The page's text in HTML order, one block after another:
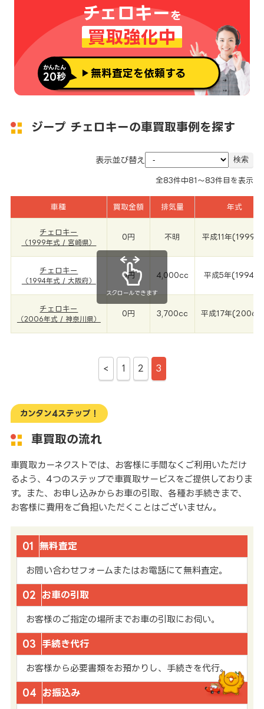
チェロキーを
買取強化中
かんたん
20秒 無料査定を依頼する
ジープ チェロキーの車買取事例を探す
表示並び替え
全83件中81～83件目を表示
車種 買取金額 排気量 年式
チェロキー
（1999年式 / 宮崎県）
0円 不明 平成11年(1999
チェロキー
（1994年式 / 大阪府）
0円 4,000cc 平成5年(1994年
チェロキー
（2006年式 / 神奈川県）
0円 3,700cc 平成17年(2006
スクロールできます
< 1 2 3
カンタン4ステップ！
車買取の流れ
車買取カーネクストでは、お客様に手間なくご利用いただけ
るよう、4つのステップで車買取サービスをご提供しておりま
す。また、お申し込みからお車の引取、各種お手続きまで、
お客様に費用をご負担いただくことはございません。
01 無料査定
お問い合わせフォームまたはお電話にて無料査定。
02 お車の引取
お客様のご指定の場所までお車の引取にお伺い。
03 手続き代行
お客様から必要書類をお預かりし、手続きを代行。
04 お振込み